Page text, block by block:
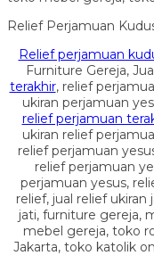
Relief Perjamuan
Relief perjamuan
Furniture Gereja,
terakhir, relief
ukiran perjamuan
relief perjamuan
ukiran relief
relief perjamuan
relief perjamuan
perjamuan yesus,
relief, jual relief ukiran
jati, furniture gereja,
mebel gereja, toko
Jakarta, toko katolik